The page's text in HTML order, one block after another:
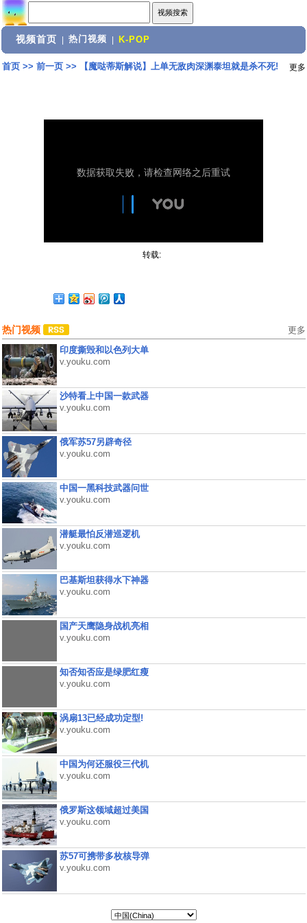
视频首页 热门视频 K-POP
首页>> 前一页>> 【魔哒蒂斯解说】上单无敌肉深渊泰坦就是杀不死! 更多
转载:
热门视频 更多
印度撕毁和以色列大单
v.youku.com
沙特看上中国一款武器
v.youku.com
俄军苏57另辟奇径
v.youku.com
中国一黑科技武器问世
v.youku.com
潜艇最怕反潜巡逻机
v.youku.com
巴基斯坦获得水下神器
v.youku.com
国产天鹰隐身战机亮相
v.youku.com
知否知否应是绿肥红瘦
v.youku.com
涡扇13已经成功定型!
v.youku.com
中国为何还服役三代机
v.youku.com
俄罗斯这领域超过美国
v.youku.com
苏57可携带多枚核导弹
v.youku.com